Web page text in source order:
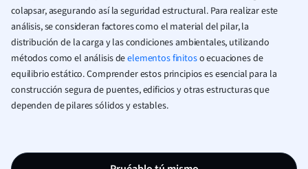
colapsar, asegurando así la seguridad estructural. Para realizar este
análisis, se consideran factores como el material del pilar, la
distribución de la carga y las condiciones ambientales, utilizando
métodos como el análisis deelementos finitoso ecuaciones de
equilibrio estático. Comprender estos principios es esencial para la
construcción segura de puentes, edificios y otras estructuras que
dependen de pilares sólidos y estables.